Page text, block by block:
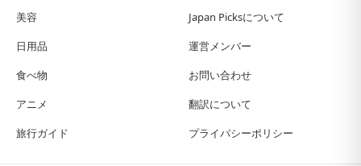
美容
日用品
食べ物
アニメ
旅行ガイド
Japan Picksについて
運営メンバー
お問い合わせ
翻訳について
プライバシーポリシー